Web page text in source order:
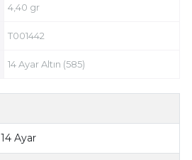
4,40 gr
T001442
14 Ayar Altın (585)
14 Ayar